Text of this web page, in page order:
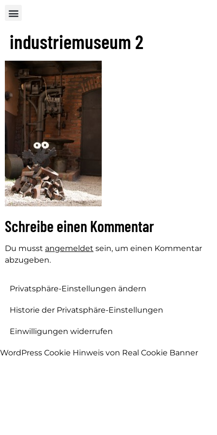
industriemuseum 2
Schreibe einen Kommentar
Du musst angemeldet sein, um einen Kommentar
abzugeben.
Privatsphäre-Einstellungen ändern
Historie der Privatsphäre-Einstellungen
Einwilligungen widerrufen
WordPress Cookie Hinweis von Real Cookie Banner